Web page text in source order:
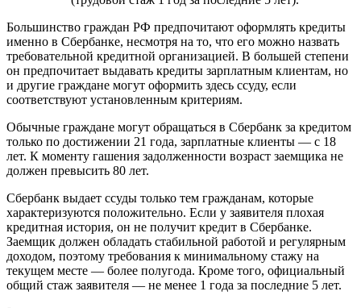
Большинство граждан РФ предпочитают оформлять кредиты
именно в Сбербанке, несмотря на то, что его можно назвать
требовательной кредитной организацией. В большей степени
он предпочитает выдавать кредиты зарплатным клиентам, но
и другие граждане могут оформить здесь ссуду, если
соответствуют установленным критериям.
Обычные граждане могут обращаться в Сбербанк за кредитом
только по достижении 21 года, зарплатные клиенты — с 18
лет. К моменту гашения задолженности возраст заемщика не
должен превысить 80 лет.
Сбербанк выдает ссуды только тем гражданам, которые
характеризуются положительно. Если у заявителя плохая
кредитная история, он не получит кредит в Сбербанке.
Заемщик должен обладать стабильной работой и регулярным
доходом, поэтому требования к минимальному стажу на
текущем месте — более полугода. Кроме того, официальный
общий стаж заявителя — не менее 1 года за последние 5 лет.